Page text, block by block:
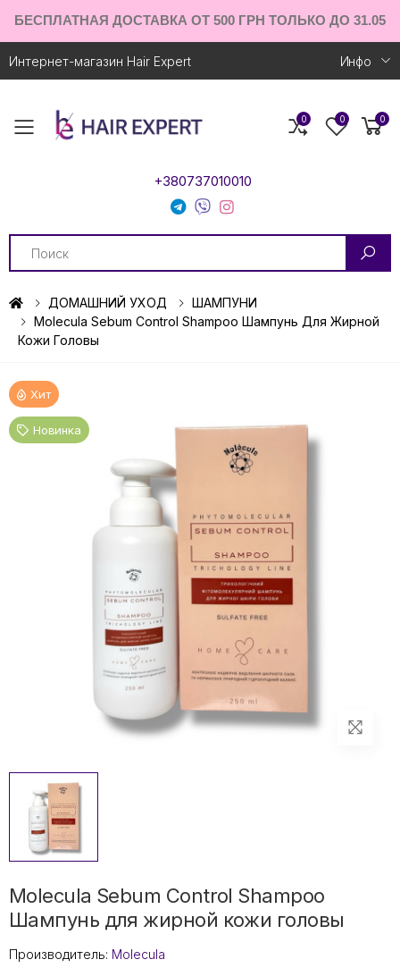
БЕСПЛАТНАЯ ДОСТАВКА ОТ 500 ГРН ТОЛЬКО ДО 31.05
Интернет-магазин Hair Expert Инфо
Toggle mobile menu
+380737010010
Search
0 0 0
ДОМАШНИЙ УХОД
ШАМПУНИ
Molecula Sebum Control Shampoo Шампунь Для Жирной
Кожи Головы
Хит
Новинка
Molecula Sebum Control Shampoo
Шампунь для жирной кожи головы
Производитель: Molecula